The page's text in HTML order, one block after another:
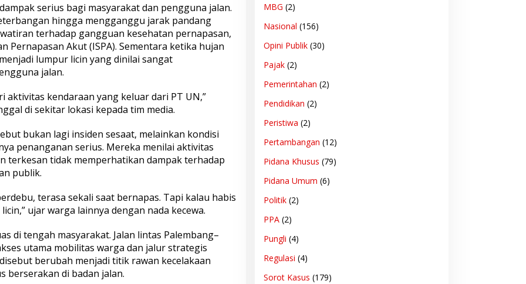
serius bagi masyarakat dan pengguna jalan.
hingga mengganggu jarak pandang
terhadap gangguan kesehatan pernapasan,
Pernapasan Akut (ISPA). Sementara ketika hujan
lumpur licin yang dinilai sangat
jalan.
aktivitas kendaraan yang keluar dari PT UN,”
di sekitar lokasi kepada tim media.
bukan lagi insiden sesaat, melainkan kondisi
penanganan serius. Mereka menilai aktivitas
terkesan tidak memperhatikan dampak terhadap
publik.
terasa sekali saat bernapas. Tapi kalau habis
ujar warga lainnya dengan nada kecewa.
di tengah masyarakat. Jalan lintas Palembang–
utama mobilitas warga dan jalur strategis
berubah menjadi titik rawan kecelakaan
berserakan di badan jalan.
MBG (2)
Nasional (156)
Opini Publik(30)
Pajak(2)
Pemerintahan (2)
Pendidikan (2)
Peristiwa (2)
Pertambangan (12)
Pidana Khusus (79)
Pidana Umum (6)
Politik(2)
PPA(2)
Pungli (4)
Regulasi (4)
Sorot Kasus (179)